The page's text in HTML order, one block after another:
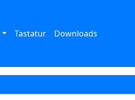
Tastatur Downloads